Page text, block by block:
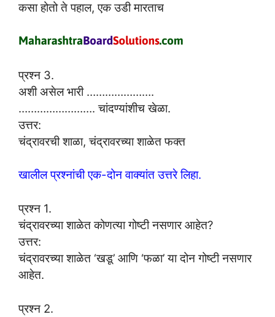
कसा होतो ते पहाल, एक उडी मारताच
प्रश्न 3.
अशी असेल भारी ………………….
……………………. चांदण्यांशीच खेळा.
उत्तर:
चंद्रावरची शाळा, चंद्रावरच्या शाळेत फक्त
खालील प्रश्नांची एक-दोन वाक्यांत उत्तरे लिहा.
प्रश्न 1.
चंद्रावरच्या शाळेत कोणत्या गोष्टी नसणार आहेत?
उत्तर:
चंद्रावरच्या शाळेत ‘खडू’ आणि ‘फळा’ या दोन गोष्टी नसणार
आहेत.
प्रश्न 2.